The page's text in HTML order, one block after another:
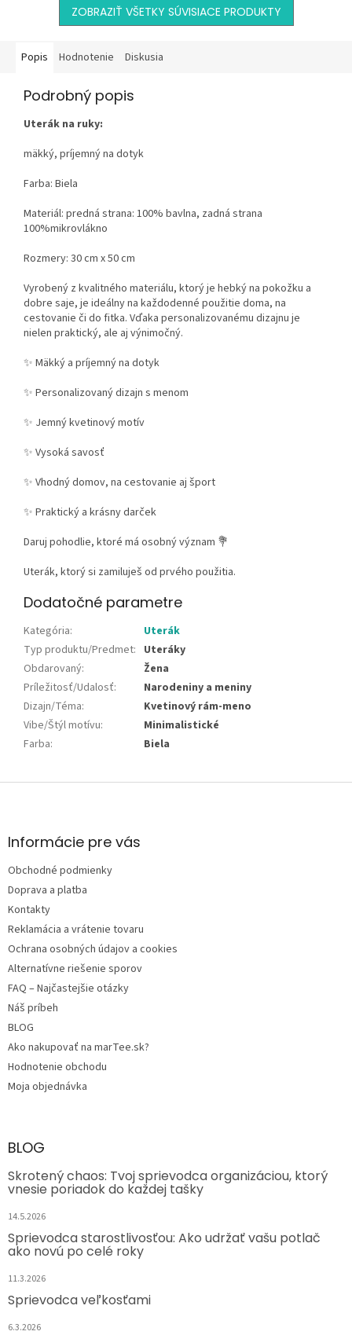
ZOBRAZIŤ VŠETKY SÚVISIACE PRODUKTY
Popis Hodnotenie Diskusia
Podrobný popis
Uterák na ruky:
mäkký, príjemný na dotyk
Farba: Biela
Materiál: predná strana: 100% bavlna, zadná strana
100%mikrovlákno
Rozmery: 30 cm x 50 cm
Vyrobený z kvalitného materiálu, ktorý je hebký na pokožku a
dobre saje, je ideálny na každodenné použitie doma, na
cestovanie či do fitka. Vďaka personalizovanému dizajnu je
nielen praktický, ale aj výnimočný.
✨ Mäkký a príjemný na dotyk
✨ Personalizovaný dizajn s menom
✨ Jemný kvetinový motív
✨ Vysoká savosť
✨ Vhodný domov, na cestovanie aj šport
✨ Praktický a krásny darček
Daruj pohodlie, ktoré má osobný význam 💐
Uterák, ktorý si zamiluješ od prvého použitia.
Dodatočné parametre
Kategória:
Uterák
Typ produktu/Predmet: Uteráky
Obdarovaný:
Žena
Príležitosť/Udalosť:
Narodeniny a meniny
Dizajn/Téma:
Kvetinový rám-meno
Vibe/Štýl motívu:
Minimalistické
Farba: Biela
Z
ä
e
Informácie pre vás
Obchodné podmienky
Doprava a platba
Kontakty
Reklamácia a vrátenie tovaru
Ochrana osobných údajov a cookies
Alternatívne riešenie sporov
FAQ – Najčastejšie otázky
Náš príbeh
BLOG
Ako nakupovať na marTee.sk?
Hodnotenie obchodu
Moja objednávka
BLOG
Skrotený chaos: Tvoj sprievodca organizáciou, ktorý
vnesie poriadok do každej tašky
14.5.2026
Sprievodca starostlivosťou: Ako udržať vašu potlač
ako novú po celé roky
11.3.2026
Sprievodca veľkosťami
6.3.2026